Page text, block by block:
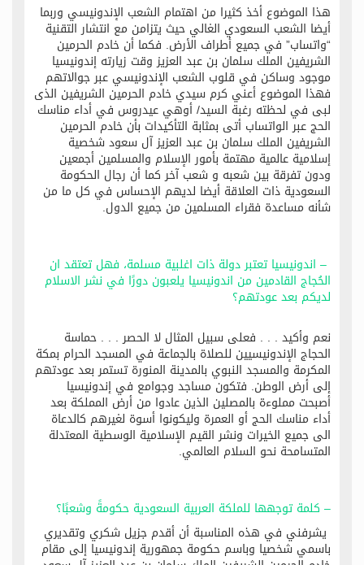
هذا الموضوع أخذ كثيرا من اهتمام الشعب الإندونيسي وربما
أيضا الشعب السعودي الغالي حيث يتزامن مع انتشار التقنية
“واتساب” في جميع أطراف الأرض. فكما أن خادم الحرمين
الشريفين الملك سلمان بن عبد العزيز وقت زيارته إندونيسيا
موجود وساكن في قلوب الشعب الإندونيسي عبر جوالاتهم
فهذا الموضوع أعني كرم سيدي خادم الحرمين الشريفين الذى
لبى في لحظته رغبة السيد/ أوهي عيدروس في أداء مناسك
الحج عبر الواتساب أتى بمثابة التأكيدات بأن خادم الحرمين
الشريفين الملك سلمان بن عبد العزيز آل سعود شخصية
إسلامية عالمية مهتمة بأمور الإسلام والمسلمين أجمعين
ودون تفرقة بين شعبه و شعب آخر كما أن رجال الحكومة
السعودية ذات العلاقة أيضا لديهم الإحساس في كل ما من
شأنه مساعدة فقراء المسلمين من جميع الدول.
– اندونيسيا تعتبر دولة ذات اغلبية مسلمة، فهل تعتقد ان
الحُجاج القادمين من اندونيسيا يلعبون دورًا في نشر الاسلام
لديكم بعد عودتهم؟‬
نعم وأكيد . . . فعلى سبيل المثال لا الحصر . . . حماسة
الحجاج الإندونيسيين للصلاة بالجماعة في المسجد الحرام بمكة
المكرمة والمسجد النبوي بالمدينة المنورة تستمر بعد عودتهم
إلى أرض الوطن. فتكون مساجد وجوامع في إندونيسيا
أصبحت مملوءة بالمصلين الذين عادوا من أرض المملكة بعد
أداء مناسك الحج أو العمرة وليكونوا أسوة لغيرهم كالدعاة
الى جميع الخيرات ونشر القيم الإسلامية الوسطية المعتدلة
المتسامحة نحو السلام العالمي.
– كلمة توجهها للملكة العربية السعودية حكومةً وشعبًا؟‬
يشرفني في هذه المناسبة أن أقدم جزيل شكري وتقديري
باسمي شخصيا وباسم حكومة جمهورية إندونيسيا إلى مقام